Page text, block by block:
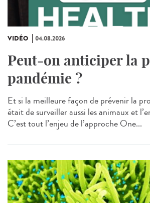
VIDÉO 04.08.2026
Peut-on anticiper la
pandémie ?
Et si la meilleure façon de prévenir la
était de surveiller aussi les animaux et
C’est tout l’enjeu de l’approche One...